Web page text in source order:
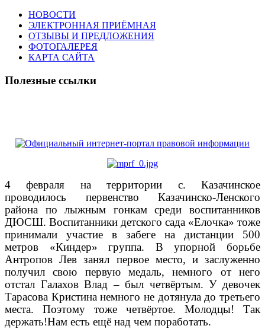
НОВОСТИ
ЭЛЕКТРОННАЯ ПРИЁМНАЯ
ОТЗЫВЫ И ПРЕДЛОЖЕНИЯ
ФОТОГАЛЕРЕЯ
КАРТА САЙТА
Полезные ссылки
4 февраля на территории с. Казачинское
проводилось первенство Казачинско-Ленского
района по лыжным гонкам среди воспитанников
ДЮСШ. Воспитанники детского сада «Елочка» тоже
принимали участие в забеге на дистанции 500
метров «Киндер» группа. В упорной борьбе
Антропов Лев занял первое место, и заслуженно
получил свою первую медаль, немного от него
отстал Галахов Влад – был четвёртым. У девочек
Тарасова Кристина немного не дотянула до третьего
места. Поэтому тоже четвёртое. Молодцы! Так
держать!Нам есть ещё над чем поработать.